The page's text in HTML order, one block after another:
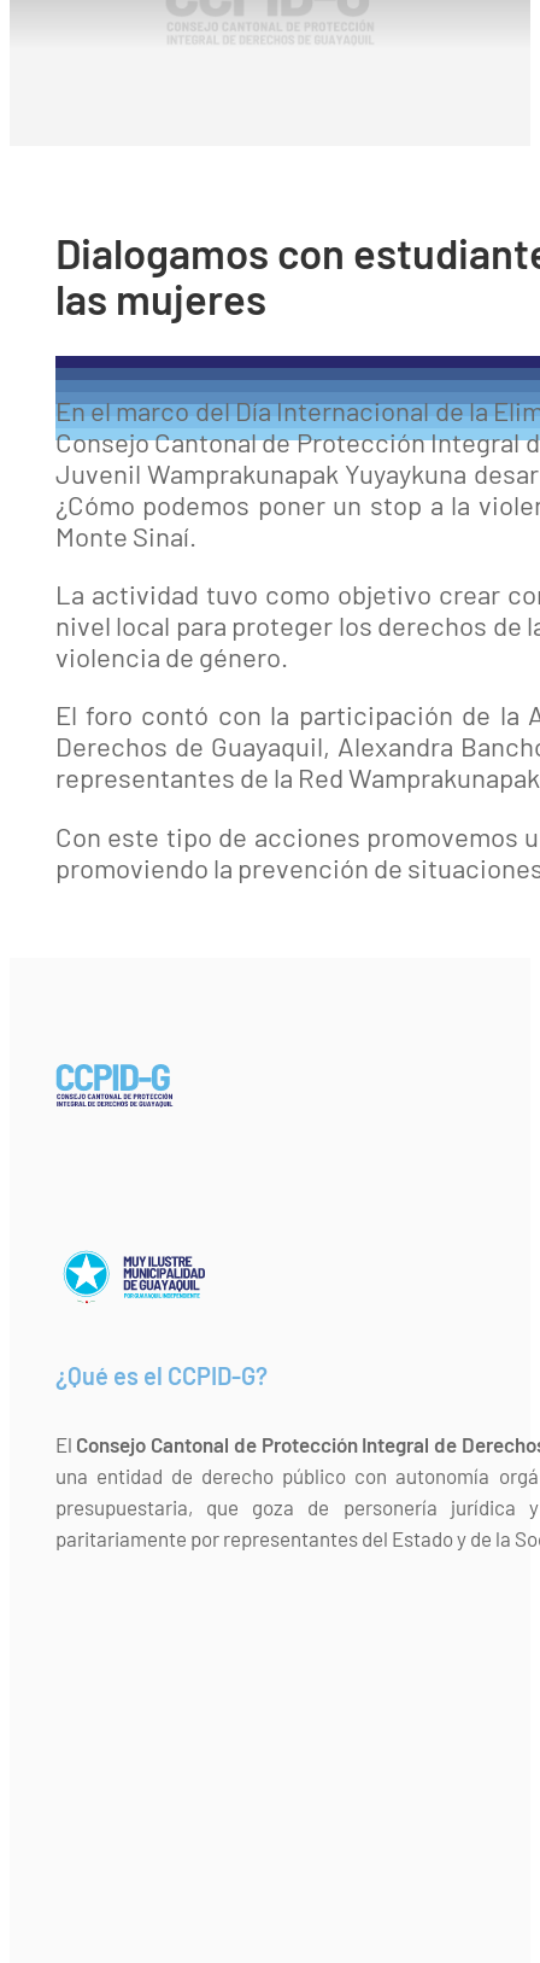
Dialogamos con
las mujeres
En el marco del Día Internacional de la
Consejo Cantonal de Protección Integral
Juvenil Wamprakunapak Yuyaykuna
¿Cómo podemos poner un stop a la
Monte Sinaí.
La actividad tuvo como objetivo crear
nivel local para proteger los derechos de
violencia de género.
El foro contó con la participación de la
Derechos de Guayaquil, Alexandra
representantes de la Red
Con este tipo de acciones promovemos
promoviendo la prevención de
¿Qué es el CCPID-G?
El Consejo Cantonal de Protección Integral de
una entidad de derecho público con autonomía
presupuestaria, que goza de personería jurídica
paritariamente por representantes del Estado y de la